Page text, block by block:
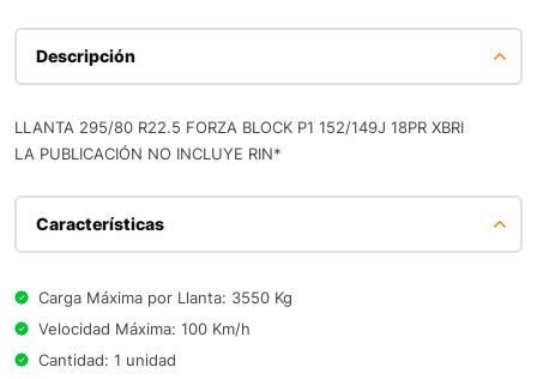
Descripción
LLANTA 295/80 R22.5 FORZA BLOCK P1 152/149J 18PR XBRI
LA PUBLICACIÓN NO INCLUYE RIN*
Características
Carga Máxima por Llanta: 3550 Kg
Velocidad Máxima: 100 Km/h
Cantidad: 1 unidad